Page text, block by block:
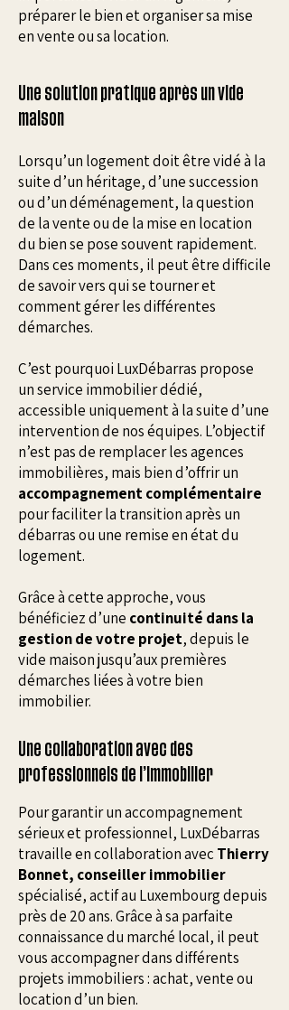
préparer le bien et organiser sa mise
en vente ou sa location.
Une solution pratique après un vide
maison
Lorsqu’un logement doit être vidé à la
suite d’un héritage, d’une succession
ou d’un déménagement, la question
de la vente ou de la mise en location
du bien se pose souvent rapidement.
Dans ces moments, il peut être difficile
de savoir vers qui se tourner et
comment gérer les différentes
démarches.
C’est pourquoi LuxDébarras propose
un service immobilier dédié,
accessible uniquement à la suite d’une
intervention de nos équipes. L’objectif
n’est pas de remplacer les agences
immobilières, mais bien d’offrir un
accompagnement complémentaire
pour faciliter la transition après un
débarras ou une remise en état du
logement.
Grâce à cette approche, vous
bénéficiez d’une continuité dans la
gestion de votre projet, depuis le
vide maison jusqu’aux premières
démarches liées à votre bien
immobilier.
Une collaboration avec des
professionnels de l’immobilier
Pour garantir un accompagnement
sérieux et professionnel, LuxDébarras
travaille en collaboration avec Thierry
Bonnet, conseiller immobilier
spécialisé, actif au Luxembourg depuis
près de 20 ans. Grâce à sa parfaite
connaissance du marché local, il peut
vous accompagner dans différents
projets immobiliers : achat, vente ou
location d’un bien.